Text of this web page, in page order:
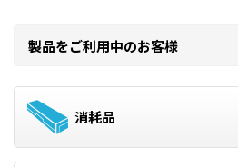
製品をご利用中のお客様
消耗品